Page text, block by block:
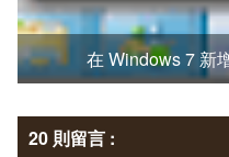
在 Windows 7 新
20 則留言 :